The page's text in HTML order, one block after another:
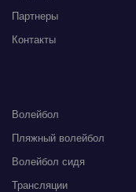
Партнеры
Контакты
Волейбол
Пляжный волейбол
Волейбол сидя
Трансляции